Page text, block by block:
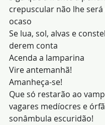
crepuscular não lhe será
ocaso
Se lua, sol, alvas e
derem conta
Acenda a lamparina
Vire antemanhã!
Amanheça-se!
Que só restarão ao
vagares medíocres e
sonâmbula escuridão!